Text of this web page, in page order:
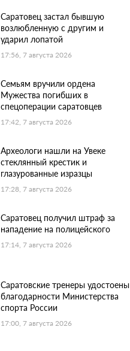
Саратовец застал бывшую
возлюбленную с другим и
ударил лопатой
17:56, 7 августа 2026
Семьям вручили ордена
Мужества погибших в
спецоперации саратовцев
17:42, 7 августа 2026
Археологи нашли на Увеке
стеклянный крестик и
глазурованные изразцы
17:28, 7 августа 2026
Саратовец получил штраф за
нападение на полицейского
17:14, 7 августа 2026
Саратовские тренеры удостоены
благодарности Министерства
спорта России
17:00, 7 августа 2026